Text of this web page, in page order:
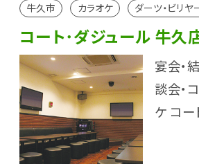
牛久市 カラオケ ダーツ・ビリヤ
コート･ダジュール 牛久
宴会・
談会・
ケ コー